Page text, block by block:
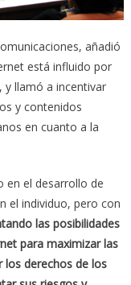
añadió
está influido por
y llamó a incentivar
y contenidos
en cuanto a la
en el desarrollo de
el individuo, pero con
las posibilidades
para maximizar las
los derechos de los